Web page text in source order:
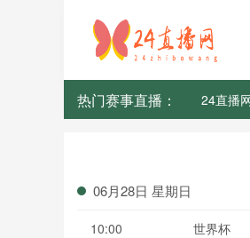
热门赛事直播： 24直播
06月28日 星期日
10:00 世界杯